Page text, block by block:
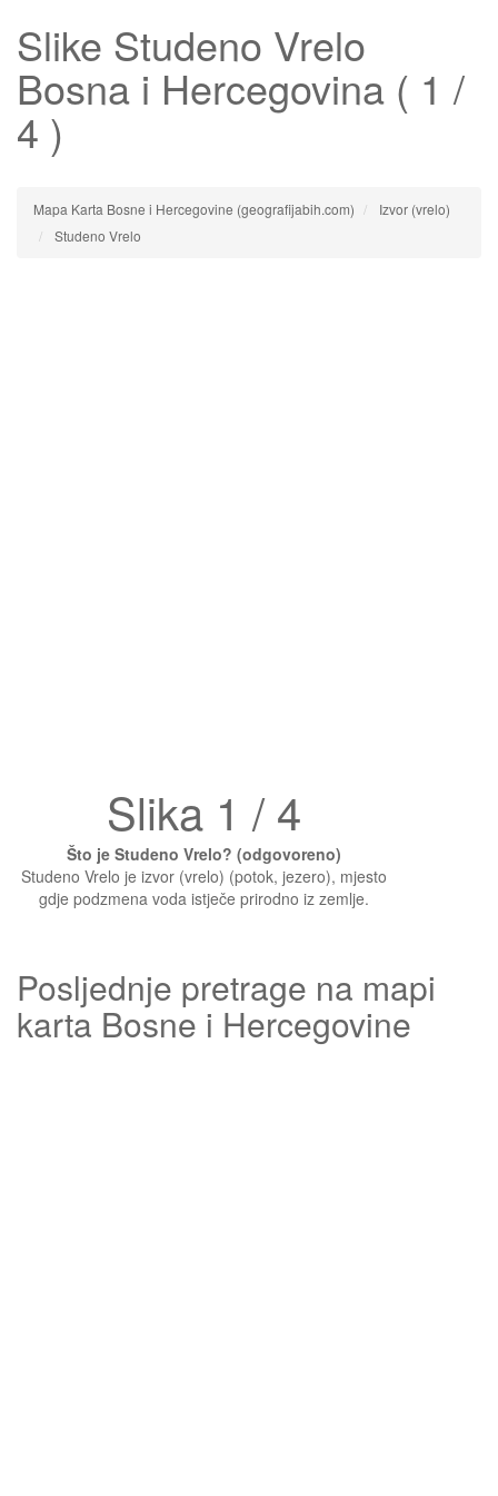
Slike Studeno Vrelo
Bosna i Hercegovina ( 1 /
4 )
Mapa Karta Bosne i Hercegovine (geografijabih.com)
Izvor (vrelo)
Studeno Vrelo
Slika 1 / 4
Što je Studeno Vrelo? (odgovoreno)
Studeno Vrelo je izvor (vrelo) (potok, jezero), mjesto
gdje podzmena voda istječe prirodno iz zemlje.
Posljednje pretrage na mapi
karta Bosne i Hercegovine